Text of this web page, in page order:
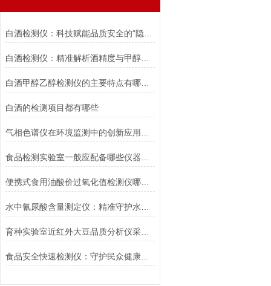
白酒检测仪：精准解析酒精度与甲醇含量
白酒甲醇乙醇检测仪的主要特点有哪些？
白酒的检测项目都有哪些
便携式食用油酸价过氧化值检测仪哪个牌子好
育种实验室近红外大豆品质分析仪采购指南
食品安全快速检测仪：守护民众健康饮食